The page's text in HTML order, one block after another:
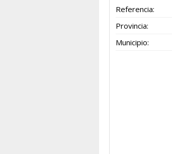
Referencia:
Provincia:
Municipio: